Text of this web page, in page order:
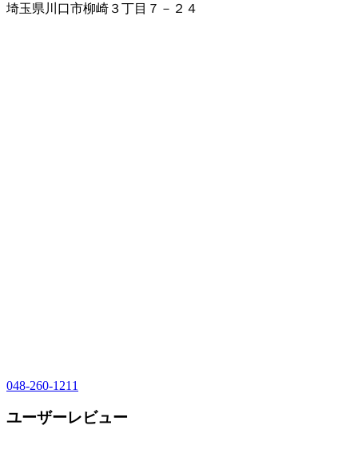
埼玉県川口市柳崎３丁目７－２４
048-260-1211
ユーザーレビュー